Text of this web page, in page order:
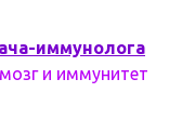
иммунолога
и иммунитет